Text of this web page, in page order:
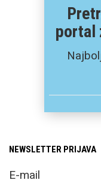
portal
NEWSLETTER PRIJAVA
E-mail